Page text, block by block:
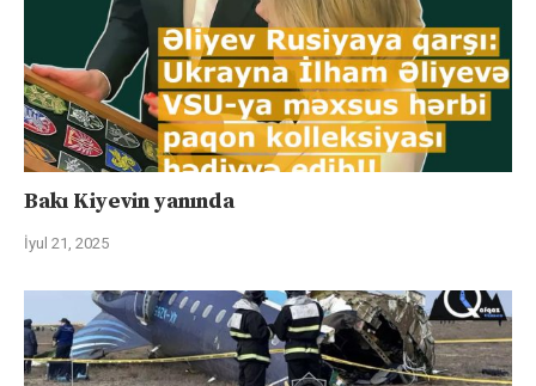
Bakı Kiyevin yanında
İyul 21, 2025